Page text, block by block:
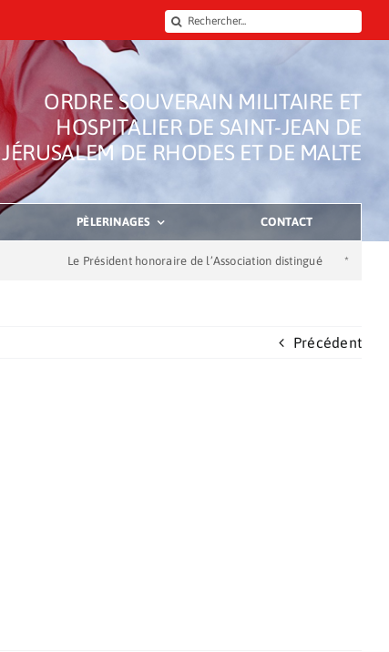
Rechercher:
ORDRE SOUVERAIN MILITAIRE ET
HOSPITALIER DE SAINT-JEAN DE
JÉRUSALEM DE RHODES ET DE MALTE
PÈLERINAGES CONTACT
Le Président honoraire de l’Association distingué * Dons de
Précédent